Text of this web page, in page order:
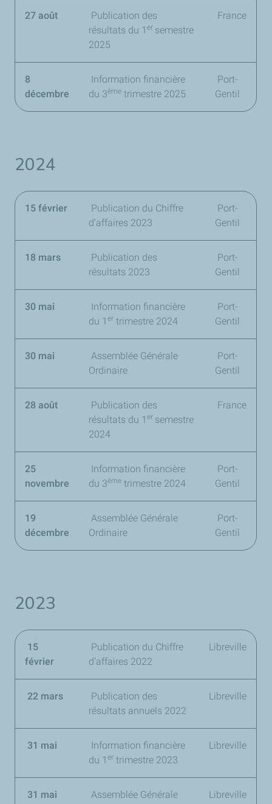
27 août
Publication des
résultats du 1 er semestre
2025
France
8
décembre
Information financière
du 3ème trimestre 2025
Port-
Gentil
2024
15 février
Publication du Chiffre
d’affaires 2023
Port-
Gentil
18 mars
Publication des
résultats 2023
Port-
Gentil
30 mai
Information financière
du 1 er trimestre 2024
Port-
Gentil
30 mai
Assemblée Générale
Ordinaire
Port-
Gentil
28 août
Publication des
résultats du 1 er semestre
2024
France
25
novembre
Information financière
du 3ème trimestre 2024
Port-
Gentil
19
décembre
Assemblée Générale
Ordinaire
Port-
Gentil
2023
15
février
Publication du Chiffre
d’affaires 2022
Libreville
22 mars
Publication des
résultats annuels 2022
Libreville
31 mai
Information financière
du 1 er trimestre 2023
Libreville
31 mai
Assemblée Générale
Libreville